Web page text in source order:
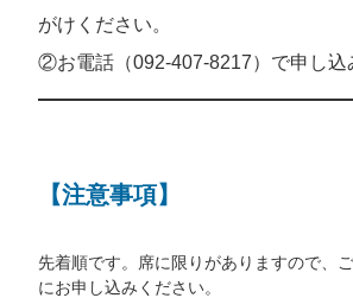
がけください。
②お電話（092-407-8217）で申し込
【注意事項】
先着順です。席に限りがありますので、
にお申し込みください。